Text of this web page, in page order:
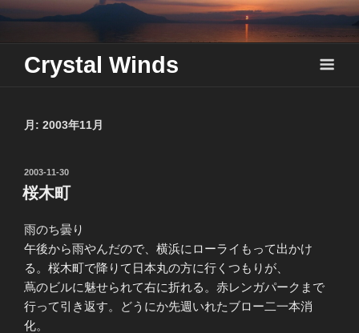
Skip
content
Crystal Winds
月: 2003年11月
投
稿
日:
2003-11-30
桜木町
雨のち曇り
午後から雨やんだので、横浜にローライもって出かけ
る。桜木町で降りて日本丸の方に行くつもりが、
蔦のビルに魅せられて右に折れる。赤レンガパークまで
行って引き返す。どうにか先週いれたブロー二一本消
化。